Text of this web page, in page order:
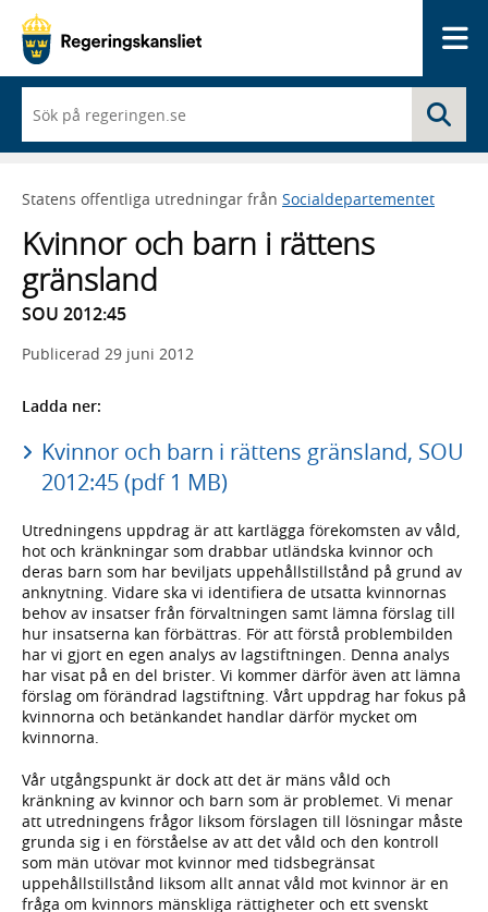
du
börjar
skriva
framträder
lista
med
sökförslag
Statens offentliga utredningar från Socialdepartementet
Kvinnor och barn i rättens
gränsland
SOU 2012:45
Publicerad 29 juni 2012
Ladda ner:
Kvinnor och barn i rättens gränsland, SOU
2012:45 (pdf 1 MB)
Utredningens uppdrag är att kartlägga förekomsten av våld,
hot och kränkningar som drabbar utländska kvinnor och
deras barn som har beviljats uppehållstillstånd på grund av
anknytning. Vidare ska vi identifiera de utsatta kvinnornas
behov av insatser från förvaltningen samt lämna förslag till
hur insatserna kan förbättras. För att förstå problembilden
har vi gjort en egen analys av lagstiftningen. Denna analys
har visat på en del brister. Vi kommer därför även att lämna
förslag om förändrad lagstiftning. Vårt uppdrag har fokus på
kvinnorna och betänkandet handlar därför mycket om
kvinnorna.
Vår utgångspunkt är dock att det är mäns våld och
kränkning av kvinnor och barn som är problemet. Vi menar
att utredningens frågor liksom förslagen till lösningar måste
grunda sig i en förståelse av att det våld och den kontroll
som män utövar mot kvinnor med tidsbegränsat
uppehållstillstånd liksom allt annat våld mot kvinnor är en
fråga om kvinnors mänskliga rättigheter och ett svenskt